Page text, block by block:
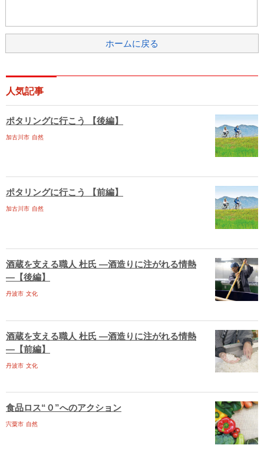
ホームに戻る
人気記事
ポタリングに行こう 【後編】
加古川市 自然
ポタリングに行こう 【前編】
加古川市 自然
酒蔵を支える職人 杜氏 ―酒造りに注がれる情熱
―【後編】
丹波市 文化
酒蔵を支える職人 杜氏 ―酒造りに注がれる情熱
―【前編】
丹波市 文化
食品ロス“０”へのアクション
宍粟市 自然